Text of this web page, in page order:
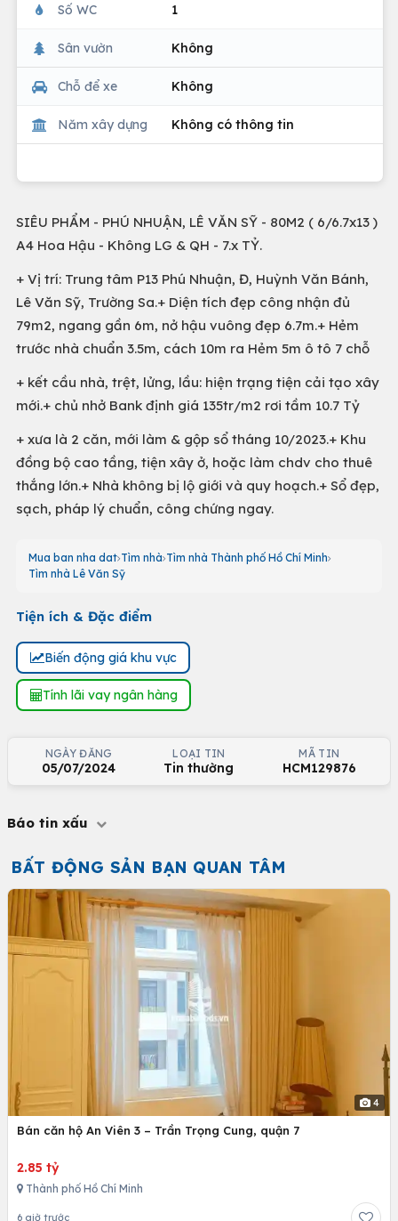
Số WC 1
Sân vườn Không
Chỗ để xe Không
Năm xây dựng Không có thông tin
SIÊU PHẨM - PHÚ NHUẬN, LÊ VĂN SỸ - 80M2 ( 6/6.7x13 )
A4 Hoa Hậu - Không LG & QH - 7.x TỶ.
+ Vị trí: Trung tâm P13 Phú Nhuận, Đ, Huỳnh Văn Bánh,
Lê Văn Sỹ, Trường Sa.+ Diện tích đẹp công nhận đủ
79m2, ngang gần 6m, nở hậu vuông đẹp 6.7m.+ Hẻm
trước nhà chuẩn 3.5m, cách 10m ra Hẻm 5m ô tô 7 chỗ
+ kết cầu nhà, trệt, lửng, lầu: hiện trạng tiện cải tạo xây
mới.+ chủ nhở Bank định giá 135tr/m2 rơi tầm 10.7 Tỷ
+ xưa là 2 căn, mới làm & gộp sổ tháng 10/2023.+ Khu
đồng bộ cao tầng, tiện xây ở, hoặc làm chdv cho thuê
thắng lớn.+ Nhà không bị lộ giới và quy hoạch.+ Sổ đẹp,
sạch, pháp lý chuẩn, công chứng ngay.
Mua ban nha dat Tìm nhà Tìm nhà Thành phố Hồ Chí Minh
Tìm nhà Lê Văn Sỹ
Tiện ích & Đặc điểm
Biến động giá khu vực
Tính lãi vay ngân hàng
NGÀY ĐĂNG
05/07/2024
LOẠI TIN
Tin thường
MÃ TIN
HCM129876
Báo tin xấu
BẤT ĐỘNG SẢN BẠN QUAN TÂM
4
Bán căn hộ An Viên 3 – Trần Trọng Cung, quận 7
2.85 tỷ
Thành phố Hồ Chí Minh
6 giờ trước